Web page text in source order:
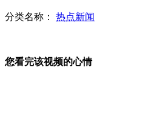
西安持棍打人城管队长被免职
分类名称： 热点新闻
您看完该视频的心情